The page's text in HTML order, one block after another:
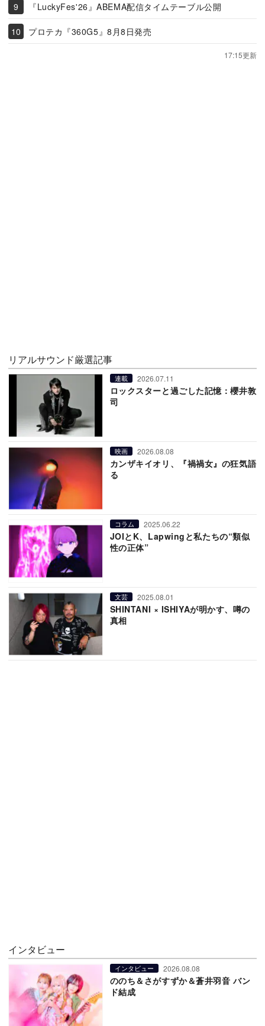
『LuckyFes'26』ABEMA配信タイムテーブル公開
プロテカ『360G5』8月8日発売
17:15更新
リアルサウンド厳選記事
連載 2026.07.11
ロックスターと過ごした記憶：櫻井敦
司
映画 2026.08.08
カンザキイオリ、『禍禍女』の狂気語
る
コラム 2025.06.22
JOIとK、Lapwingと私たちの“類似
性の正体”
文芸 2025.08.01
SHINTANI × ISHIYAが明かす、噂の
真相
インタビュー
インタビュー 2026.08.08
ののち＆さがすずか＆蒼井羽音 バン
ド結成